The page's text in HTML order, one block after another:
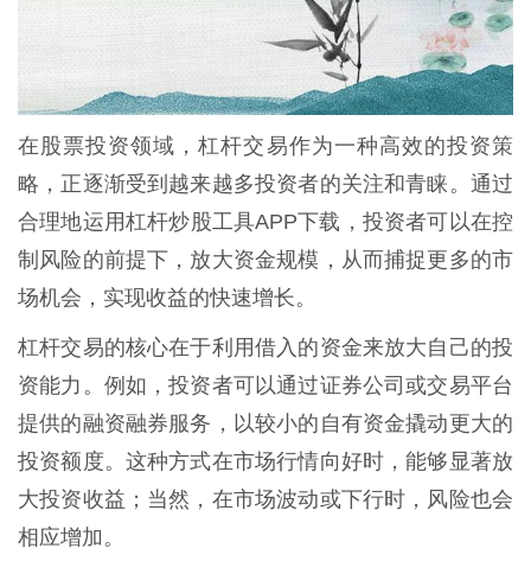
在股票投资领域，杠杆交易作为一种高效的投资策
略，正逐渐受到越来越多投资者的关注和青睐。通过
合理地运用杠杆炒股工具APP下载，投资者可以在控
制风险的前提下，放大资金规模，从而捕捉更多的市
场机会，实现收益的快速增长。
杠杆交易的核心在于利用借入的资金来放大自己的投
资能力。例如，投资者可以通过证券公司或交易平台
提供的融资融券服务，以较小的自有资金撬动更大的
投资额度。这种方式在市场行情向好时，能够显著放
大投资收益；当然，在市场波动或下行时，风险也会
相应增加。